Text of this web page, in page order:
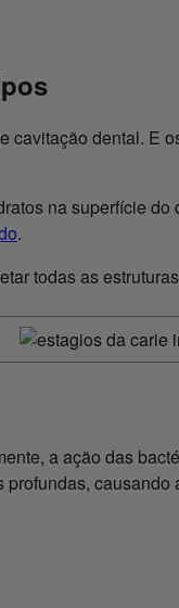
dental. E
na superfície
.
todas as
a ação das